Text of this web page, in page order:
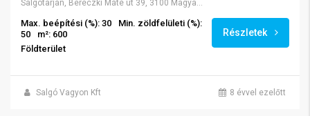
Salgótarján, Bereczki Máté út 39, 3100 Magyarország
Max. beépítési (%): 30
Min. zöldfelületi (%):
50
m²: 600
Földterület
Részletek
Salgó Vagyon Kft 8 évvel ezelőtt